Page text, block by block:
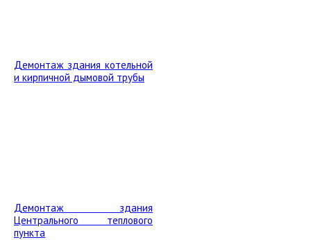
Демонтаж здания котельной
и кирпичной дымовой трубы
Демонтаж здания
Центрального теплового
пункта